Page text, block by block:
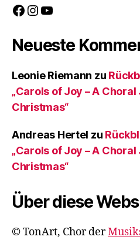
Facebook
Instagram
YouTube
Neueste
Leonie Riemann zu
„Carols of Joy – A
Christmas“
Andreas Hertel zu
„Carols of Joy – A
Christmas“
Über diese
© TonArt, Chor der